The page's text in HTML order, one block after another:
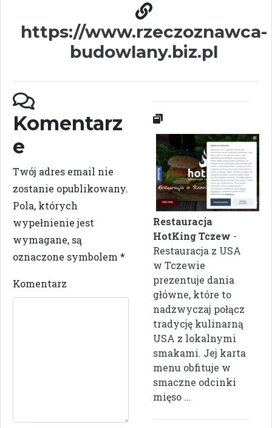
https://www.rzeczoznawca-
budowlany.biz.pl
Komentarz
e
Twój adres email nie
zostanie opublikowany.
Pola, których
wypełnienie jest
wymagane, są
oznaczone symbolem *
Komentarz
Restauracja
HotKing Tczew -
Restauracja z USA
w Tczewie
prezentuje dania
główne, które to
nadzwyczaj połącz
tradycję kulinarną
USA z lokalnymi
smakami. Jej karta
menu obfituje w
smaczne odcinki
mięso ...